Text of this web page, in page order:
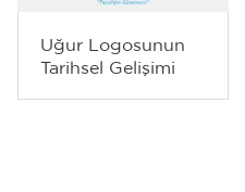
Uğur Logosunun
Tarihsel Gelişimi